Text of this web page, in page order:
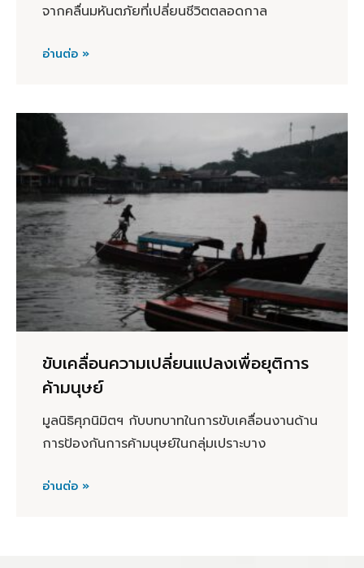
จากคลื่นมหันตภัยที่เปลี่ยนชีวิตตลอดกาล
อ่านต่อ »
ขับเคลื่อนความเปลี่ยนแปลงเพื่อยุติการ
ค้ามนุษย์
มูลนิธิศุภนิมิตฯ กับบทบาทในการขับเคลื่อนงานด้าน
การป้องกันการค้ามนุษย์ในกลุ่มเปราะบาง
อ่านต่อ »